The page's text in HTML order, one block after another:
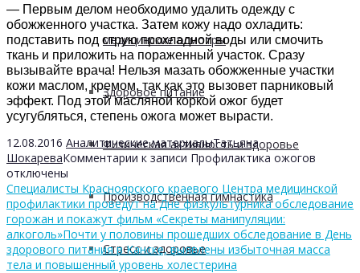
медицинские осмотры
Здоровое питание
Физическая активность и здоровье
Производственная гимнастика
Стресс и здоровье
— Первым делом необходимо удалить одежду с
обожженного участка. Затем кожу надо охладить:
подставить под струю прохладной воды или смочить
ткань и приложить на пораженный участок. Сразу
вызывайте врача! Нельзя мазать обожженные участки
кожи маслом, кремом, так как это вызовет парниковый
эффект. Под этой масляной коркой ожог будет
усугубляться, степень ожога может вырасти.
12.08.2016 Аналитические материалыТатьяна
ШокареваКомментарии к записи Профилактика ожогов
отключены
Специалисты Красноярского краевого Центра медицинской
профилактики проведут на Дне физкультурника обследование
горожан и покажут фильм «Секреты манипуляции:
алкоголь»Почти у половины прошедших обследование в День
здорового питания в Канске, выявлены избыточная масса
тела и повышенный уровень холестерина